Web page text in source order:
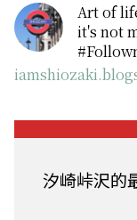
Art of
it's not
汐崎峠沢的